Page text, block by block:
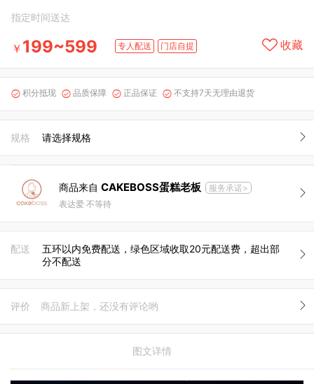
指定时间送达
￥ 199~599 专人配送 门店自提 收藏
 积分抵现  品质保障  正品保证  不支持7天无理由退货
规格 请选择规格
商品来自 CAKEBOSS蛋糕老板
服务承诺>
表达爱 不等待
配送
五环以内免费配送，绿色区域收取20元配送费，超出部
分不配送
评价 商品新上架，还没有评论哟
图文详情